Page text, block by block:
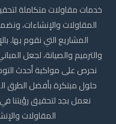
خدمات مقاولات متكاملة
المقاولات والإنشاءات،
المشاريع التي نقوم بها.
والترميم والصيانة، لجعل
نحرص على مواكبة أحدث
حلول مبتكرة بأفضل الطرق
نعمل بجد لتحقيق رؤيتنا
المقاولات